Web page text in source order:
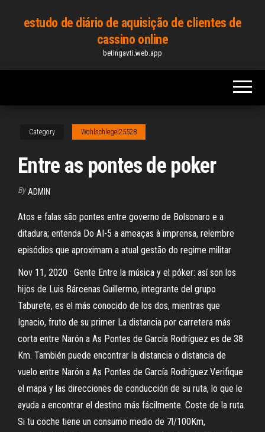
estudo de diário de aquisição de clientes de
cassino online
betingavti.web.app
Category Wohlschlegel25528
Entre as pontes de poker
By ADMIN
Atos e falas são pontes entre governo de Bolsonaro e a
ditadura; entenda Do AI-5 a ameaças à imprensa, relembre
episódios que aproximam a atual gestão do regime militar
Nov 11, 2020 · Gente Entre la música y el póker: así son los
hijos de Luis Bárcenas Guillermo, integrante del grupo
Taburete, es el más conocido de los dos, mientras que
Ignacio, fruto de su primer La distancia por carretera más
corta entre Narón a As Pontes de García Rodríguez es de 38
Km. También puede encontrar la distancia o distancia de
vuelo entre Narón a As Pontes de García Rodríguez.Verifique
el mapa y las direcciones de conducción de su ruta, lo que le
ayuda a encontrar el destino más fácilmente. Coste de la ruta.
Si tu coche tiene un consumo medio de 7l/100Km,